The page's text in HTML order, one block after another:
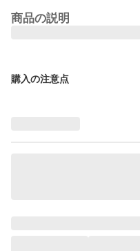
商品の説明
購入の注意点